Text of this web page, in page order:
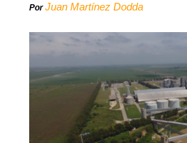
PorJuan Martínez Dodda